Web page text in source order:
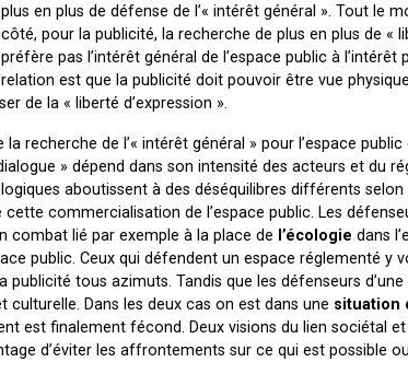
plus en plus de défense de l’« intérêt général ». Tout le
côté, pour la publicité, la recherche de plus en plus de
préfère pas l’intérêt général de l’espace public à
relation est que la publicité doit pouvoir être vue
de la « liberté d’expression ».
recherche de l’« intérêt général » pour l’espace
» dépend dans son intensité des acteurs et du
aboutissent à des déséquilibres différents
cette commercialisation de l’espace public. Les
combat lié par exemple à la place de l’écologie dans
public. Ceux qui défendent un espace réglementé
publicité tous azimuts. Tandis que les défenseurs
culturelle. Dans les deux cas on est dans une situation
est finalement fécond. Deux visions du lien sociétal
d’éviter les affrontements sur ce qui est possible